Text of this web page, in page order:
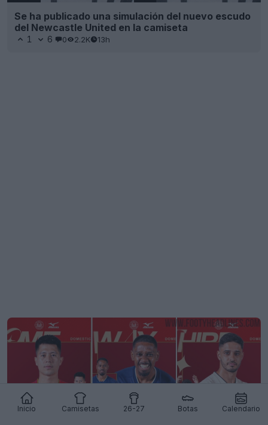
Inicio Camisetas 26-27 Botas Calendario
Se ha publicado una simulación del nuevo escudo
del Newcastle United en la camiseta
1 6 0 2.2K 13h